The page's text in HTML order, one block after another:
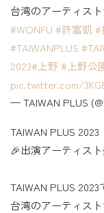
台湾のアーティス
#WONFU #許富凱#
#TAIWANPLUS
2023#上野 #上野公
pic.twitter.com/
— TAIWAN PLUS
TAIWAN PLUS 2023
🎉出演アーティス
TAIWAN PLUS 2023
台湾のアーティス